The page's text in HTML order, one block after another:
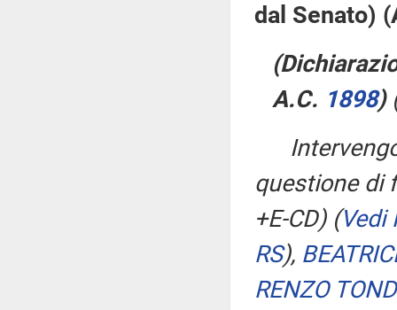
dal Senato)
A.C. 1898)
questione di
+E-CD) (Vedi
RS),
RENZO